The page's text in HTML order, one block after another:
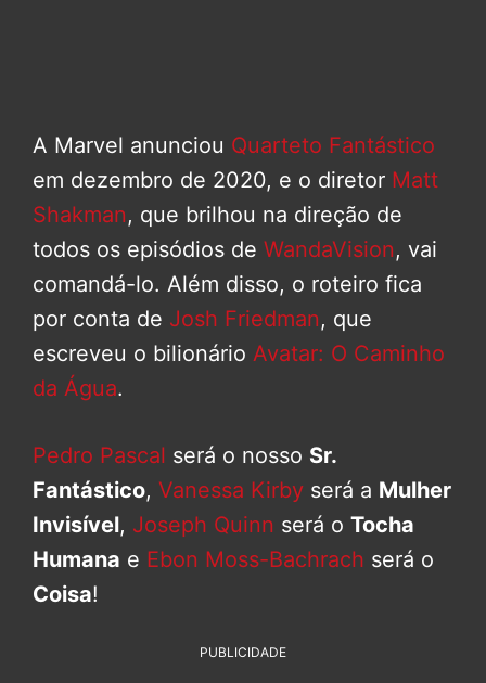
A Marvel anunciou Quarteto Fantástico
em dezembro de 2020, e o diretor Matt
Shakman, que brilhou na direção de
todos os episódios de WandaVision, vai
comandá-lo. Além disso, o roteiro fica
por conta de Josh Friedman, que
escreveu o bilionário Avatar: O Caminho
da Água.
Pedro Pascal será o nosso Sr.
Fantástico, Vanessa Kirby será a Mulher
Invisível, Joseph Quinn será o Tocha
Humana e Ebon Moss-Bachrach será o
Coisa!
PUBLICIDADE